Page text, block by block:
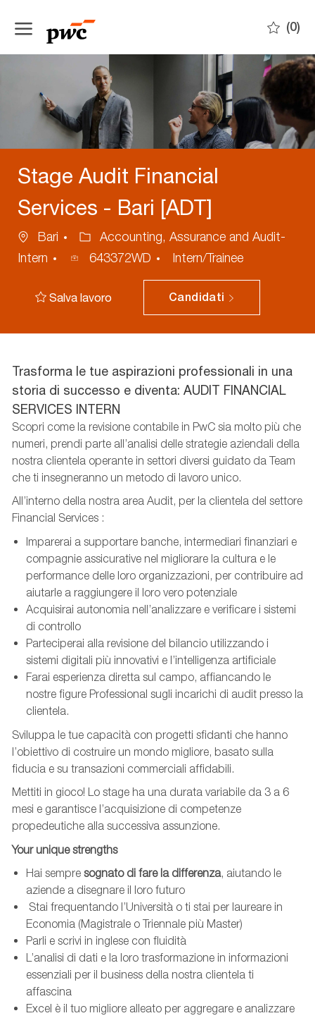
(0)
Stage Audit Financial
Services - Bari [ADT]
Ubicazione
Bari Categoria
Accounting, Assurance and Audit-
Intern
ID
643372WD Intern/Trainee
Salva lavoro Candidati
Trasforma le tue aspirazioni professionali in una
storia di successo e diventa: AUDIT FINANCIAL
SERVICES INTERN
Scopri come la revisione contabile in PwC sia molto più che
numeri, prendi parte all’analisi delle strategie aziendali della
nostra clientela operante in settori diversi guidato da Team
che ti insegneranno un metodo di lavoro unico.
All’interno della nostra area Audit, per la clientela del settore
Financial Services :
Imparerai a supportare banche, intermediari finanziari e
compagnie assicurative nel migliorare la cultura e le
performance delle loro organizzazioni, per contribuire ad
aiutarle a raggiungere il loro vero potenziale
Acquisirai autonomia nell’analizzare e verificare i sistemi
di controllo
Parteciperai alla revisione del bilancio utilizzando i
sistemi digitali più innovativi e l’intelligenza artificiale
Farai esperienza diretta sul campo, affiancando le
nostre figure Professional sugli incarichi di audit presso la
clientela.
Sviluppa le tue capacità con progetti sfidanti che hanno
l’obiettivo di costruire un mondo migliore, basato sulla
fiducia e su transazioni commerciali affidabili.
Mettiti in gioco! Lo stage ha una durata variabile da 3 a 6
mesi e garantisce l’acquisizione di competenze
propedeutiche alla successiva assunzione.
Your unique strengths
Hai sempre sognato di fare la differenza, aiutando le
aziende a disegnare il loro futuro
Stai frequentando l’Università o ti stai per laureare in
Economia (Magistrale o Triennale più Master)
Parli e scrivi in inglese con fluidità
L’analisi di dati e la loro trasformazione in informazioni
essenziali per il business della nostra clientela ti
affascina
Excel è il tuo migliore alleato per aggregare e analizzare